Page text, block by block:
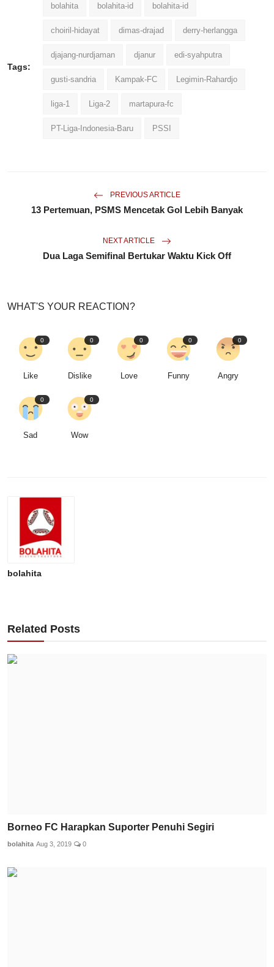
Tags:
bolahita bolahita-id bolahita-id
choiril-hidayat dimas-drajad derry-herlangga
djajang-nurdjaman djanur edi-syahputra
gusti-sandria Kampak-FC Legimin-Rahardjo
liga-1 Liga-2 martapura-fc
PT-Liga-Indonesia-Baru PSSI
PREVIOUS ARTICLE
13 Pertemuan, PSMS Mencetak Gol Lebih Banyak
NEXT ARTICLE
Dua Laga Semifinal Bertukar Waktu Kick Off
WHAT'S YOUR REACTION?
0
Like
0
Dislike
0
Love
0
Funny
0
Angry
0
Sad
0
Wow
bolahita
Related Posts
Borneo FC Harapkan Suporter Penuhi Segiri
bolahita Aug 3, 2019 0